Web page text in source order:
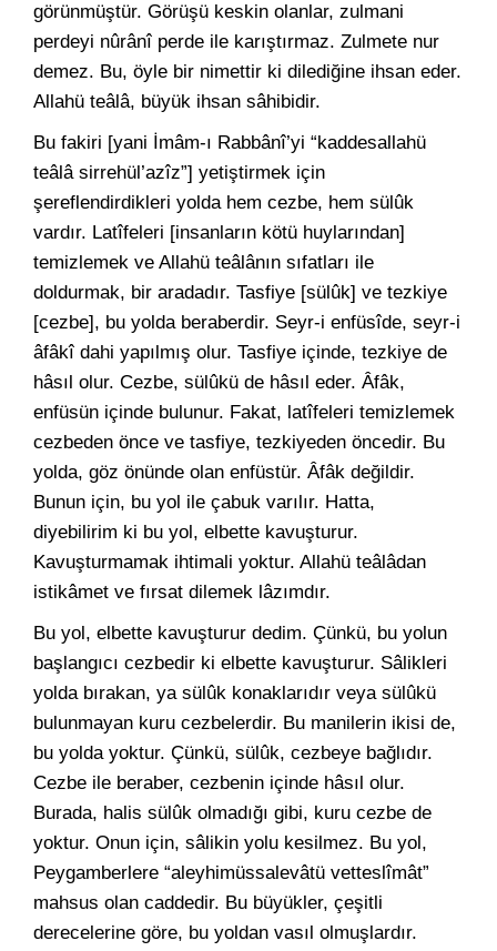
görünmüştür. Görüşü keskin olanlar, zulmani
perdeyi nûrânî perde ile karıştırmaz. Zulmete nur
demez. Bu, öyle bir nimettir ki dilediğine ihsan eder.
Allahü teâlâ, büyük ihsan sâhibidir.
Bu fakiri [yani İmâm-ı Rabbânî’yi “kaddesallahü
teâlâ sirrehül’azîz”] yetiştirmek için
şereflendirdikleri yolda hem cezbe, hem sülûk
vardır. Latîfeleri [insanların kötü huylarından]
temizlemek ve Allahü teâlânın sıfatları ile
doldurmak, bir aradadır. Tasfiye [sülûk] ve tezkiye
[cezbe], bu yolda beraberdir. Seyr-i enfüsîde, seyr-i
âfâkî dahi yapılmış olur. Tasfiye içinde, tezkiye de
hâsıl olur. Cezbe, sülûkü de hâsıl eder. Âfâk,
enfüsün içinde bulunur. Fakat, latîfeleri temizlemek
cezbeden önce ve tasfiye, tezkiyeden öncedir. Bu
yolda, göz önünde olan enfüstür. Âfâk değildir.
Bunun için, bu yol ile çabuk varılır. Hatta,
diyebilirim ki bu yol, elbette kavuşturur.
Kavuşturmamak ihtimali yoktur. Allahü teâlâdan
istikâmet ve fırsat dilemek lâzımdır.
Bu yol, elbette kavuşturur dedim. Çünkü, bu yolun
başlangıcı cezbedir ki elbette kavuşturur. Sâlikleri
yolda bırakan, ya sülûk konaklarıdır veya sülûkü
bulunmayan kuru cezbelerdir. Bu manilerin ikisi de,
bu yolda yoktur. Çünkü, sülûk, cezbeye bağlıdır.
Cezbe ile beraber, cezbenin içinde hâsıl olur.
Burada, halis sülûk olmadığı gibi, kuru cezbe de
yoktur. Onun için, sâlikin yolu kesilmez. Bu yol,
Peygamberlere “aleyhimüssalevâtü vetteslîmât”
mahsus olan caddedir. Bu büyükler, çeşitli
derecelerine göre, bu yoldan vasıl olmuşlardır.